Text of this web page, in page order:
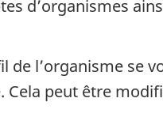
d’organismes
de l’organisme
peut être